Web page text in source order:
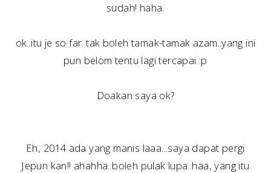
sudah! haha.
ok..itu je so far..tak boleh tamak-tamak azam..yang ini
pun belom tentu lagi tercapai :p
Doakan saya ok?
Eh, 2014 ada yang manis laaa...saya dapat pergi
Jepun kan!! ahahha..boleh pulak lupa..haa, yang itu